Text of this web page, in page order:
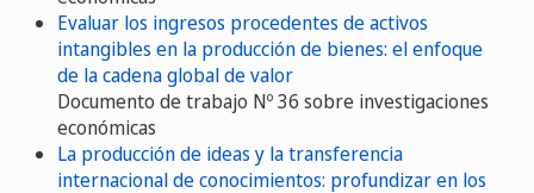
Evaluar los ingresos procedentes de activos
intangibles en la producción de bienes: el enfoque
de la cadena global de valor
Documento de trabajo Nº 36 sobre investigaciones
económicas
La producción de ideas y la transferencia
internacional de conocimientos: profundizar en los